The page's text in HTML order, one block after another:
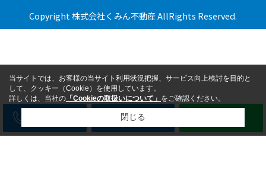
Copyright 株式会社くみん不動産 AllRights Reserved.
メール
当サイトでは、お客様の当サイト利用状況把握、サービス向上検討を目的と
して、クッキー（Cookie）を使用しています。
詳しくは、当社の 「Cookieの取扱いについて」 をご確認ください。
閉じる